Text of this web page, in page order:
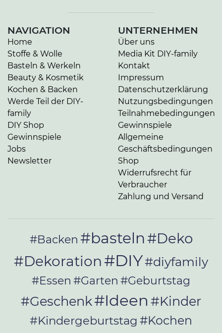
NAVIGATION
Home
Stoffe & Wolle
Basteln & Werkeln
Beauty & Kosmetik
Kochen & Backen
Werde Teil der DIY-
family
DIY Shop
Gewinnspiele
Jobs
Newsletter
UNTERNEHMEN
Über uns
Media Kit DIY-family
Kontakt
Impressum
Datenschutzerklärung
Nutzungsbedingungen
Teilnahmebedingungen
Gewinnspiele
Allgemeine
Geschäftsbedingungen
Shop
Widerrufsrecht für
Verbraucher
Zahlung und Versand
#Backen #basteln#Deko
#Dekoration #DIY#diyfamily
#Essen #Garten #Geburtstag
#Geschenk#Ideen #Kinder
#Kindergeburtstag #Kochen